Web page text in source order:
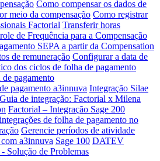
Como compensar os dados de
meio da compensação Como registrar
Factorial Transferir horas
de Frequência para a Compensação
SEPA a partir da Compensation
de remuneração Configurar a data de
dos ciclos de folha de pagamento
pagamento
pagamento a3innuva Integração Silae
Guia de integração: Factorial x Milena
Factorial – Integração Sage 200
de folha de pagamento no
Gerencie períodos de atividade
a3innuva Sage 100 DATEV
Solução de Problemas